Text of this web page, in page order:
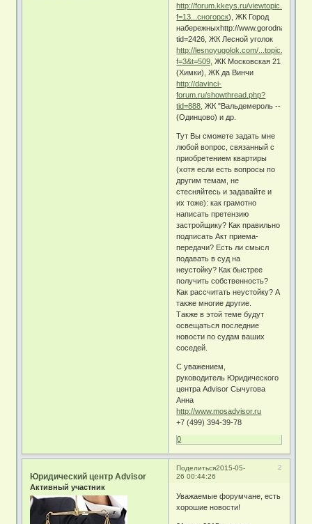
http://forum.kkeys.ru/viewtopic.php?
f=13...сногорск), ЖК Город
набережныхhttp://www.gorodnab.ru/
tid=2426, ЖК Лесной уголок
http://lesnoyugolok.com/...topic.php?
f=3&t=509, ЖК Московская 21
(Химки), ЖК да Винчи
http://davinci-
forum.ru/showthread.php?
tid=888, ЖК "Вальдемероль --
(Одинцово) и др.
Тут Вы сможете задать мне
любой вопрос, связанный с
приобретением квартиры
(хотя если есть вопросы по
другим темам, не
стесняйтесь и задавайте и
их тоже): как грамотно
написать претензию
застройщику? Как правильно
подписать Акт приема-
передачи? Есть ли смысл
подавать в суд на
неустойку? Как быстрее
получить собственность?
Как рассчитать неустойку? А
также многие другие.
Также в этой теме будут
освещаться последние
новости по судам ваших
соседей.
С уважением,
руководитель Юридического
центра Advisor Сычугова
Анна
http://www.mosadvisor.ru
+7 (499) 394-39-78
0
Поделиться 2
2015-05-
26 00:44:26
Юридический центр Advisor
Активный участник
Уважаемые форумчане, есть
хорошие новости!